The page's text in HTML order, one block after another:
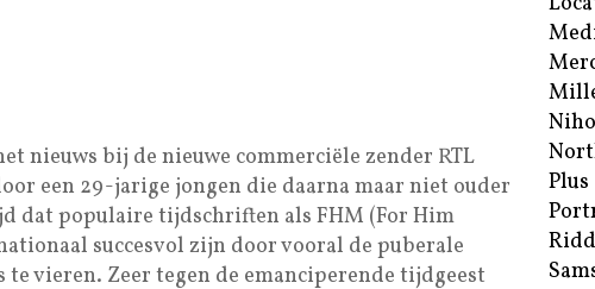
nieuws bij de nieuwe commerciële zender RTL
een 29-jarige jongen die daarna maar niet ouder
dat populaire tijdschriften als FHM (For Him
succesvol zijn door vooral de puberale
te vieren. Zeer tegen de emanciperende tijdgeest
Plus